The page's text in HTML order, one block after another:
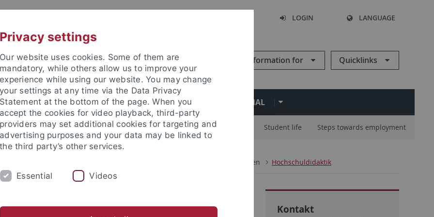
LOGIN LANGUAGE
Information for Quicklinks
RESEARCH FACILITIES INTERNATIONAL
Application and Enrollment Advice and Info Organizing Your Studies Student life Steps towards employment
Teilprojekte und Ansprechpersonen Hochschuldidaktik
Kontakt
Privacy settings
Our website uses cookies. Some of them are
mandatory, while others allow us to improve your
experience while using our website. You may change
your settings at any time via the Data Privacy
Statement at the bottom of the page. When you
accept the cookies for video playback, third-party
providers may set additional cookies for targeting and
advertising purposes and your data may be linked to
the third party’s other services.
Essential Videos